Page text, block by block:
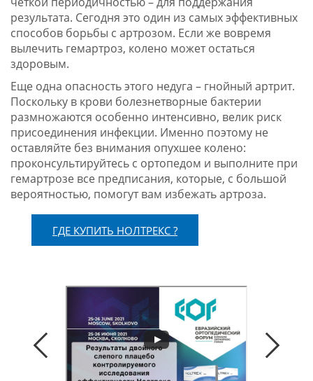
результата. Сегодня это один из самых эффективных
способов борьбы с артрозом. Если же вовремя
вылечить гемартроз, колено может остаться
здоровым.
Еще одна опасность этого недуга – гнойный артрит.
Поскольку в крови болезнетворные бактерии
размножаются особенно интенсивно, велик риск
присоединения инфекции. Именно поэтому не
оставляйте без внимания опухшее колено:
проконсультируйтесь с ортопедом и выполните при
гемартрозе все предписания, которые, с большой
вероятностью, помогут вам избежать артроза.
ГДЕ КУПИТЬ НОЛТРЕКС ?